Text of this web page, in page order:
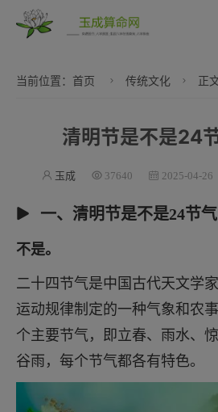
当前位置： 首页 传统文化 正
清明节是不是24
玉成 37640 2025-04-26
一、清明节是不是24节
不是。
二十四节气是中国古代天文学
运动规律制定的一种气象和农
个主要节气，即立春、雨水、
谷雨，每个节气都各有特色。